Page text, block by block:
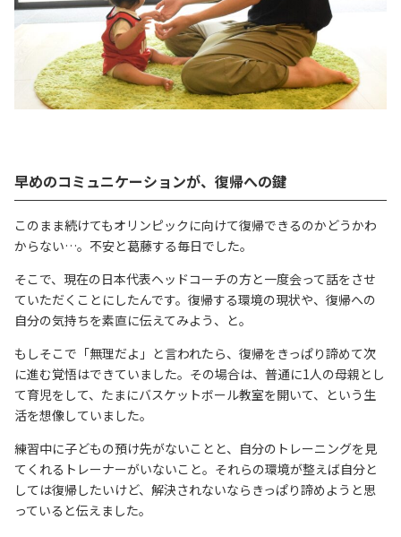
早めのコミュニケーションが、復帰への鍵
このまま続けてもオリンピックに向けて復帰できるのかどうかわ
からない…。不安と葛藤する毎日でした。
そこで、現在の日本代表ヘッドコーチの方と一度会って話をさせ
ていただくことにしたんです。復帰する環境の現状や、復帰への
自分の気持ちを素直に伝えてみよう、と。
もしそこで「無理だよ」と言われたら、復帰をきっぱり諦めて次
に進む覚悟はできていました。その場合は、普通に1人の母親とし
て育児をして、たまにバスケットボール教室を開いて、という生
活を想像していました。
練習中に子どもの預け先がないことと、自分のトレーニングを見
てくれるトレーナーがいないこと。それらの環境が整えば自分と
しては復帰したいけど、解決されないならきっぱり諦めようと思
っていると伝えました。